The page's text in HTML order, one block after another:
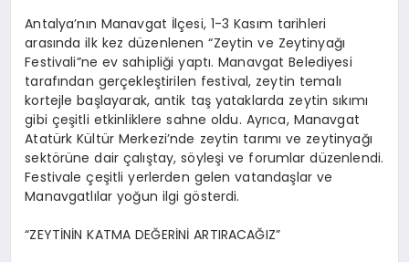
Antalya’nın Manavgat İlçesi, 1-3 Kasım tarihleri
arasında ilk kez düzenlenen “Zeytin ve Zeytinyağı
Festivali”ne ev sahipliği yaptı. Manavgat Belediyesi
tarafından gerçekleştirilen festival, zeytin temalı
kortejle başlayarak, antik taş yataklarda zeytin sıkımı
gibi çeşitli etkinliklere sahne oldu. Ayrıca, Manavgat
Atatürk Kültür Merkezi’nde zeytin tarımı ve zeytinyağı
sektörüne dair çalıştay, söyleşi ve forumlar düzenlendi.
Festivale çeşitli yerlerden gelen vatandaşlar ve
Manavgatlılar yoğun ilgi gösterdi.
“ZEYTİNİN KATMA DEĞERİNİ ARTIRACAĞIZ”